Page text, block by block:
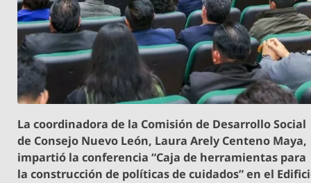
La coordinadora de la Comisión de Desarrollo Social
de Consejo Nuevo León, Laura Arely Centeno Maya,
impartió la conferencia “Caja de herramientas para
la construcción de políticas de cuidados” en el